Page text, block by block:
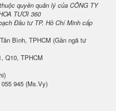
quyền quản lý của CÔNG TY
TƯƠI 360
Đầu tư TP. Hồ Chí Minh cấp
Bình, TPHCM (Gần ngã tư
Q10, TPHCM
945 (Ms.Vy)